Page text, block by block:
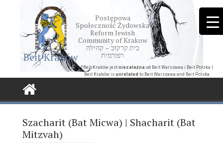
Beit Kraków
Postępowa
Społeczność Żydowska
Reform Jewish
Community of Krakow
בית קרקוב – קהילה
רפורמית
*Beit Kraków jest niezależna od Beit Warszawa i Beit Polska |
Beit Kraków is unrelated to Beit Warszawa and Beit Polska
Szacharit (Bat Micwa) | Shacharit (Bat
Mitzvah)